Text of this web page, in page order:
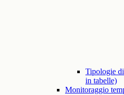
Tipologie
in tabelle)
Monitoraggio